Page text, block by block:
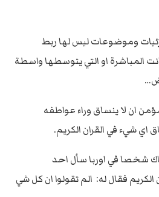
وموضوعات ليس لها ربط
المباشرة او التي يتوسطها واسطة
ان لا ينساق وراء عواطفه
اي شيء في القران الكريم.
شخصا في اوربا سأل احد
الكريم فقال له: الم تقولوا ان كل شي